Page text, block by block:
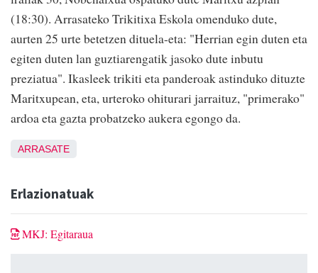
(18:30). Arrasateko Trikitixa Eskola omenduko dute,
aurten 25 urte betetzen dituela-eta: "Herrian egin duten eta
egiten duten lan guztiarengatik jasoko dute inbutu
preziatua". Ikasleek trikiti eta panderoak astinduko dituzte
Maritxupean, eta, urteroko ohiturari jarraituz, "primerako"
ardoa eta gazta probatzeko aukera egongo da.
ARRASATE
Erlazionatuak
MKJ: Egitaraua